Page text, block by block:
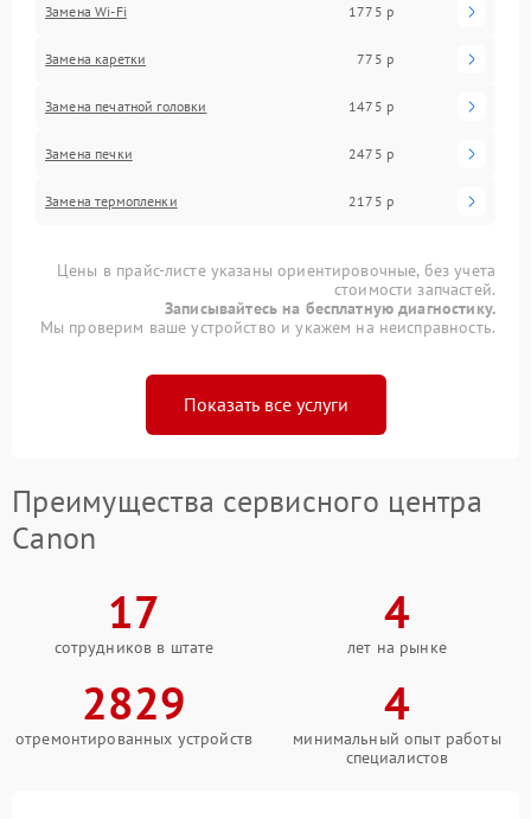
Замена Wi-Fi 1775 р
Замена каретки 775 р
Замена печатной головки 1475 р
Замена печки 2475 р
Замена термопленки 2175 р
Цены в прайс-листе указаны ориентировочные, без учета
стоимости запчастей.
Записывайтесь на бесплатную диагностику.
Мы проверим ваше устройство и укажем на неисправность.
Показать все услуги
Преимущества сервисного центра
Canon
17
сотрудников в штате
4
лет на рынке
2829
отремонтированных устройств
4
минимальный опыт работы
специалистов